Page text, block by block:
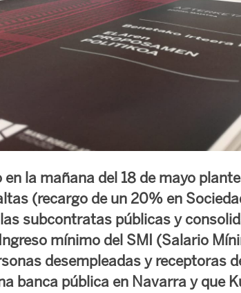
la mañana del 18 de mayo
(recargo de un 20% en
subcontratas públicas y
mínimo del SMI (Salario
desempleadas y receptoras
banca pública en Navarra y que